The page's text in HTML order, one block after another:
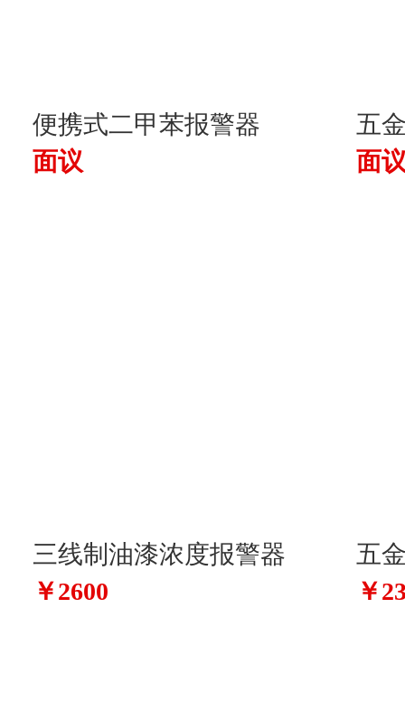
便携式二甲苯报警器
面议
五
面
三线制油漆浓度报警器
￥2600
五
￥